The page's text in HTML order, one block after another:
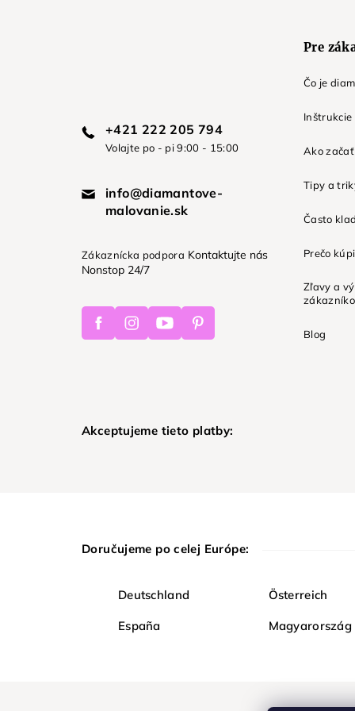
+421 222 205 794
Volajte po - pi 9:00 - 15:00
info@diamantove-
malovanie.sk
Zákaznícka podpora Kontaktujte nás
Nonstop 24/7
FacebookInstagramYoutubePinterest
Pre
Čo je
Inštrukcie
Ako
Tipy a
Často
Prečo
Zľavy a
Blog
Akceptujeme tieto platby:
Doručujeme po celej Európe:
Deutschland Österreich
España Magyarország